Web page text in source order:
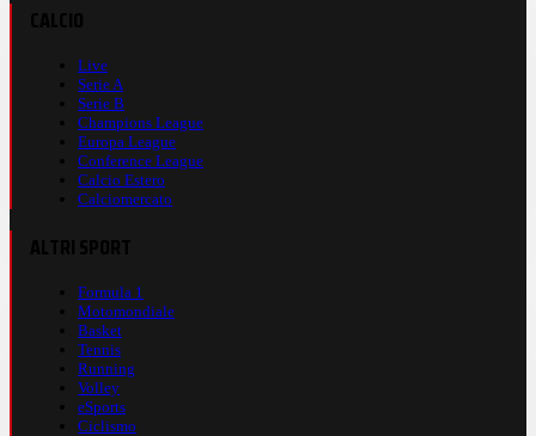
Live
Serie A
Serie B
Champions League
Europa League
Conference League
Calcio Estero
Calciomercato
Formula 1
Motomondiale
Basket
Tennis
Running
Volley
eSports
Ciclismo